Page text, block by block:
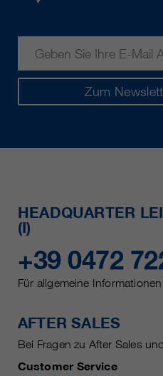
Zum
HEADQUARTER
(I)
+39 0472
Für allgemeine Informationen
AFTER SALES
Bei Fragen zu After Sales
Customer Service